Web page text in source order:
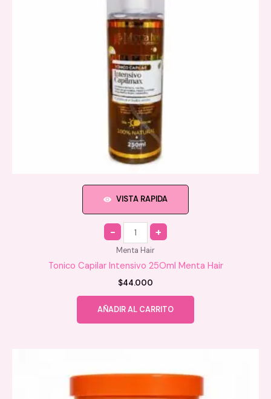
VISTA RAPIDA
Quantity
Menta Hair
Tonico Capilar Intensivo 25Oml Menta Hair
$44.000
AÑADIR AL CARRITO